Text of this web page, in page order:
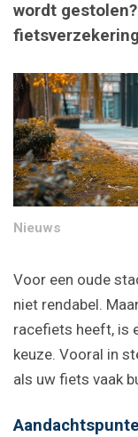
wordt
Nieuws
Voor een oude
niet rendabel.
racefiets heeft, is
keuze. Vooral in
als uw fiets vaak